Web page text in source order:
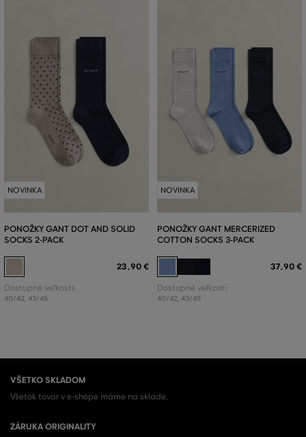
NOVINKA
PONOŽKY GANT DOT AND SOLID
SOCKS 2-PACK
23,90 €
Dostupné veľkosti:
40/42, 43/45
NOVINKA
PONOŽKY GANT MERCERIZED
COTTON SOCKS 3-PACK
37,90 €
Dostupné veľkosti:
40/42, 43/45
VŠETKO SKLADOM
Všetok tovar v e-shope máme na sklade.
ZÁRUKA ORIGINALITY